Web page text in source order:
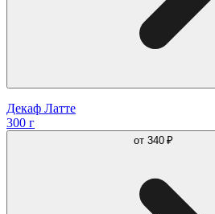
Декаф Латте
300 г
от 340 ₽